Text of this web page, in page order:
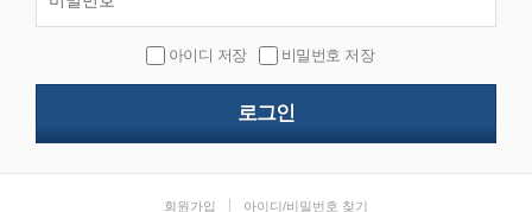
아이디 저장 비밀번호 저장
회원가입 | 아이디/비밀번호 찾기